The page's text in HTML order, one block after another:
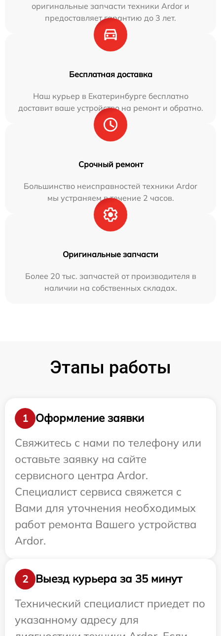
оригинальные запчасти техники Ardor и
предоставляет гарантию до 3 лет.
Бесплатная доставка
Наш курьер в Екатеринбурге бесплатно
доставит ваше устройство на ремонт и обратно.
Срочный ремонт
Большинство неисправностей техники Ardor
мы устраняем в течение 2 часов.
Оригинальные запчасти
Более 20 тыс. запчастей от производителя в
наличии на собственных складах.
Этапы работы
1
Оформление заявки
Свяжитесь с нами по телефону или
оставьте заявку на сайте
сервисного центра Ardor.
Специалист сервиса свяжется с
Вами для уточнения необходимых
работ ремонта Вашего устройства
Ardor.
2
Выезд курьера за 35 минут
Технический специалист приедет по
указанному адресу для